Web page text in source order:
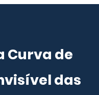
Curva de
das